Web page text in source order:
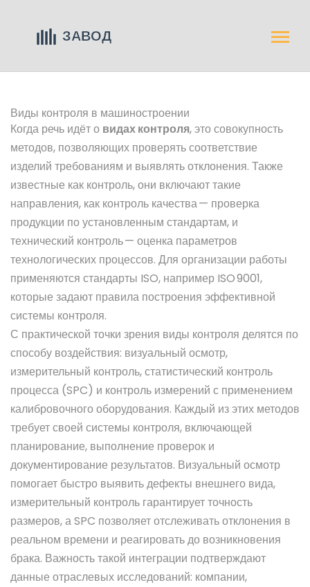
Виды контроля в машиностроении
Когда речь идёт о видах контроля,это совокупность
методов, позволяющих проверять соответствие
изделий требованиям и выявлять отклонения. Также
известные как контроль, они включают такие
направления, как контроль качества— проверка
продукции по установленным стандартам, и
технический контроль— оценка параметров
технологических процессов. Для организации работы
применяются стандарты ISO, например ISO 9001,
которые задают правила построения эффективной
системы контроля.
С практической точки зрения виды контроля делятся по
способу воздействия: визуальный осмотр,
измерительный контроль, статистический контроль
процесса (SPC) и контроль измерений с применением
калибровочного оборудования. Каждый из этих методов
требует своей системы контроля, включающей
планирование, выполнение проверок и
документирование результатов. Визуальный осмотр
помогает быстро выявить дефекты внешнего вида,
измерительный контроль гарантирует точность
размеров, а SPC позволяет отслеживать отклонения в
реальном времени и реагировать до возникновения
брака. Важность такой интеграции подтверждают
данные отраслевых исследований: компании,